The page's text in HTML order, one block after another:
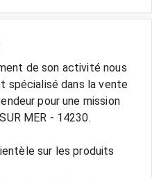
de son activité nous
spécialisé dans la vente
pour une mission
MER - 14230.
sur les produits